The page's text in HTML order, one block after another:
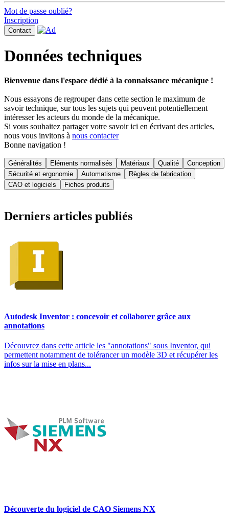
Mot de passe oublié?
Inscription
Contact
Données techniques
Bienvenue dans l'espace dédié à la connaissance mécanique !
Nous essayons de regrouper dans cette section le maximum de
savoir technique, sur tous les sujets qui peuvent potentiellement
intéresser les acteurs du monde de la mécanique.
Si vous souhaitez partager votre savoir ici en écrivant des articles,
nous vous invitons à nous contacter
Bonne navigation !
Généralités Eléments normalisés Matériaux Qualité
Conception
Sécurité et ergonomie
Automatisme
Règles de fabrication
CAO et logiciels
Fiches produits
Derniers articles publiés
Autodesk Inventor : concevoir et collaborer grâce aux
annotations
Découvrez dans cette article les "annotations" sous Inventor, qui
permettent notamment de tolérancer un modèle 3D et récupérer les
infos sur la mise en plans...
Découverte du logiciel de CAO Siemens NX